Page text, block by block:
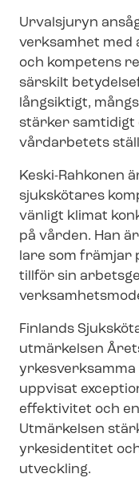
Urvalsjuryn
verksamhet med
och kompetens
särskilt
långsiktigt,
stärker samtidigt
vårdarbetets
Keski-Rahkonen
sjukskötares
vän­ligt klimat
på vården. Han
la­re som främjar
tillför sin
Finlands
utmärkelsen
uppvisat
effektivitet och
Utmärkelsen
yrkesidentitet
utveckling.